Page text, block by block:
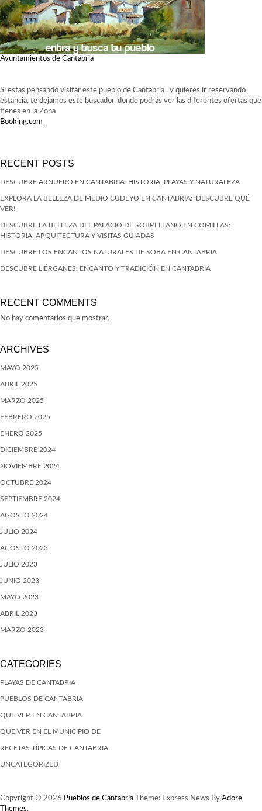
Ayuntamientos de Cantabria
Si estas pensando visitar este pueblo de Cantabria , y quieres ir reservando
estancia, te dejamos este buscador, donde podrás ver las diferentes ofertas que
tienes en la Zona
Booking.com
RECENT POSTS
DESCUBRE ARNUERO EN CANTABRIA: HISTORIA, PLAYAS Y NATURALEZA
EXPLORA LA BELLEZA DE MEDIO CUDEYO EN CANTABRIA: ¡DESCUBRE QUÉ
VER!
DESCUBRE LA BELLEZA DEL PALACIO DE SOBRELLANO EN COMILLAS:
HISTORIA, ARQUITECTURA Y VISITAS GUIADAS
DESCUBRE LOS ENCANTOS NATURALES DE SOBA EN CANTABRIA
DESCUBRE LIÉRGANES: ENCANTO Y TRADICIÓN EN CANTABRIA
RECENT COMMENTS
No hay comentarios que mostrar.
ARCHIVES
MAYO 2025
ABRIL 2025
MARZO 2025
FEBRERO 2025
ENERO 2025
DICIEMBRE 2024
NOVIEMBRE 2024
OCTUBRE 2024
SEPTIEMBRE 2024
AGOSTO 2024
JULIO 2024
AGOSTO 2023
JULIO 2023
JUNIO 2023
MAYO 2023
ABRIL 2023
MARZO 2023
CATEGORIES
PLAYAS DE CANTABRIA
PUEBLOS DE CANTABRIA
QUE VER EN CANTABRIA
QUE VER EN EL MUNICIPIO DE
RECETAS TÍPICAS DE CANTABRIA
UNCATEGORIZED
Copyright © 2026 Pueblos de Cantabria Theme: Express News By Adore
Themes.